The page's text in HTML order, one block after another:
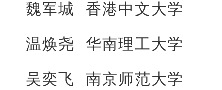
魏军城 香港中文大学
温焕尧 华南理工大学
吴奕飞 南京师范大学